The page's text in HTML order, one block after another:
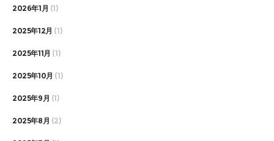
2026年1月 (1)
2025年12月 (1)
2025年11月 (1)
2025年10月 (1)
2025年9月 (1)
2025年8月 (2)